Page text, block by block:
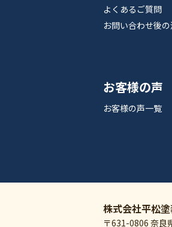
よくあるご質問
お問い合わせ後
お客様の声
お客様の声一覧
株式会社平松
〒631-0806 奈良